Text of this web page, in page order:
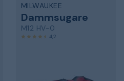
MILWAUKEE
Dammsugare
M12 HV-0
4,2